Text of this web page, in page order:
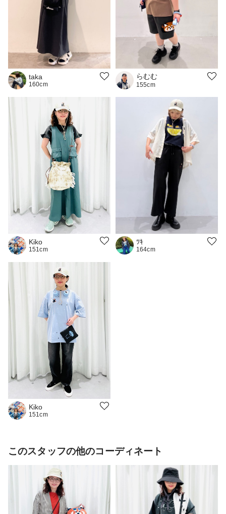
taka
160cm
らむむ
155cm
Kiko
151cm
ﾂｷ
164cm
Kiko
151cm
このスタッフの他のコーディネート